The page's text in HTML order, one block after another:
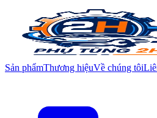
Sản phẩmThương hiệuVề chúng tôi